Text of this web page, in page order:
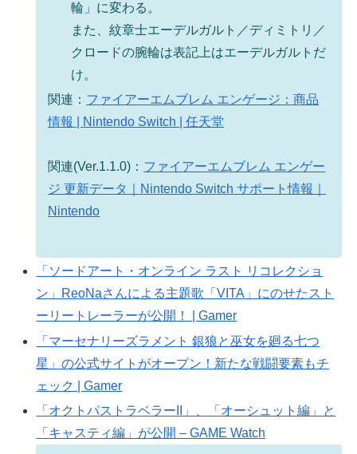
輪」に変わる。
また、紋章士エーデルガルト／ディミトリ／
クロードの腕輪は表記上はエーデルガルトだ
け。
関連： ファイアーエムブレム エンゲージ：商品
情報 | Nintendo Switch | 任天堂
関連(Ver.1.1.0)： ファイアーエムブレム エンゲー
ジ 更新データ｜Nintendo Switch サポート情報｜
Nintendo
「ソードアート・オンライン ラスト リコレクショ
ン」ReoNaさんによる主題歌「VITA」にのせたスト
ーリートレーラーが公開！ | Gamer
「マーセナリーズラメント 銀狼と巫女を廻る七つ
星」の公式サイトがオープン！新たな戦闘要素もチ
ェック | Gamer
「オクトパストラベラーII」、「オーシュット編」と
「キャスティ編」が公開 – GAME Watch